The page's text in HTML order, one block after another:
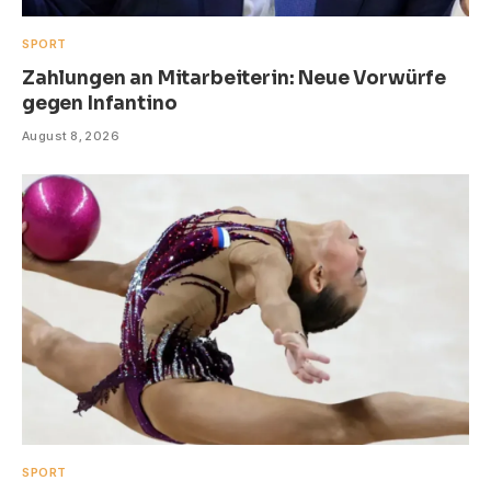
SPORT
Zahlungen an Mitarbeiterin: Neue Vorwürfe
gegen Infantino
August 8, 2026
SPORT